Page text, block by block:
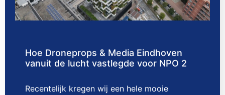
Hoe Droneprops & Media Eindhoven
vanuit de lucht vastlegde voor NPO 2
Recentelijk kregen wij een hele mooie